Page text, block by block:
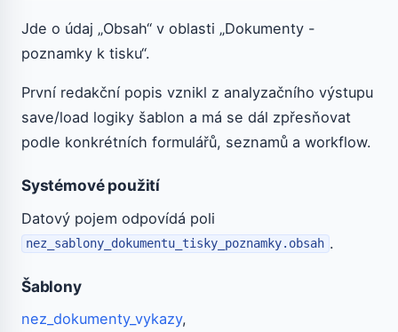
Jde o údaj „Obsah“ v oblasti „Dokumenty -
poznamky k tisku“.
První redakční popis vznikl z analyzačního výstupu
save/load logiky šablon a má se dál zpřesňovat
podle konkrétních formulářů, seznamů a workflow.
Systémové použití
Datový pojem odpovídá poli
nez_sablony_dokumentu_tisky_poznamky.obsah .
Šablony
nez_dokumenty_vykazy,